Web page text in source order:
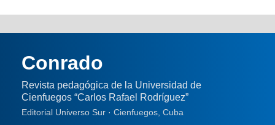
Conrado
Revista pedagógica de la Universidad de
Cienfuegos “Carlos Rafael Rodríguez”
Editorial Universo Sur · Cienfuegos, Cuba